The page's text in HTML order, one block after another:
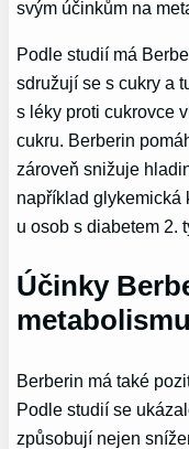
svým účinkům na
Podle studií má
sdružují se s cukry a
s léky proti cukrovce
cukru. Berberin
zároveň snižuje
například glykemická
u osob s diabetem 2.
Účinky
Berberin má také
Podle studií se
způsobují nejen